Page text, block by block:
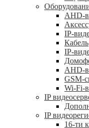
AHD-
IP-
Кабель
IP-
AHD-
GSM-
Wi-Fi-
IP
IP
16-ти